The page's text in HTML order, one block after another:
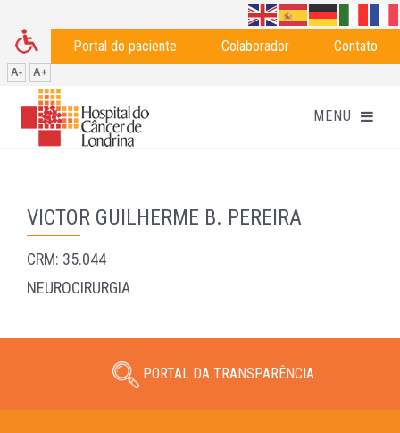
Portal do paciente Colaborador Contato
A- A+
VICTOR GUILHERME B. PEREIRA
CRM: 35.044
NEUROCIRURGIA
PORTAL DA TRANSPARÊNCIA